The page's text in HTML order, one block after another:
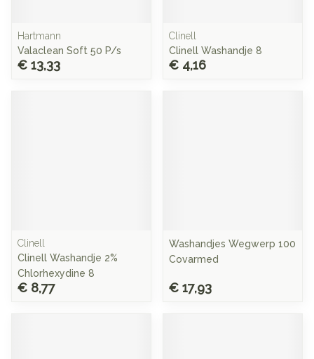
Hartmann
Valaclean Soft 50 P/s
€ 13,33
Clinell
Clinell Washandje 8
€ 4,16
Clinell
Clinell Washandje 2%
Chlorhexydine 8
€ 8,77
Washandjes Wegwerp 100
Covarmed
€ 17,93